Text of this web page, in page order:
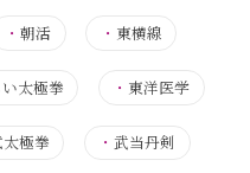
・朝活 ・ 東横線
太極拳 ・ 東洋医学
極拳 ・武当丹剣